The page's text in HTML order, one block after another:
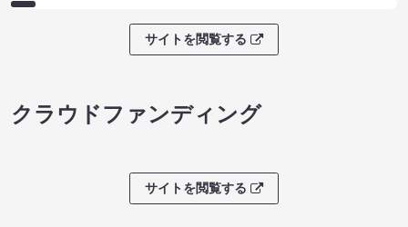
サイトを閲覧する
クラウドファンディング
サイトを閲覧する